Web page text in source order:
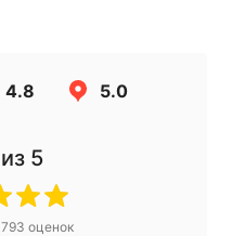
4.8 5.0
из 5
793 оценок